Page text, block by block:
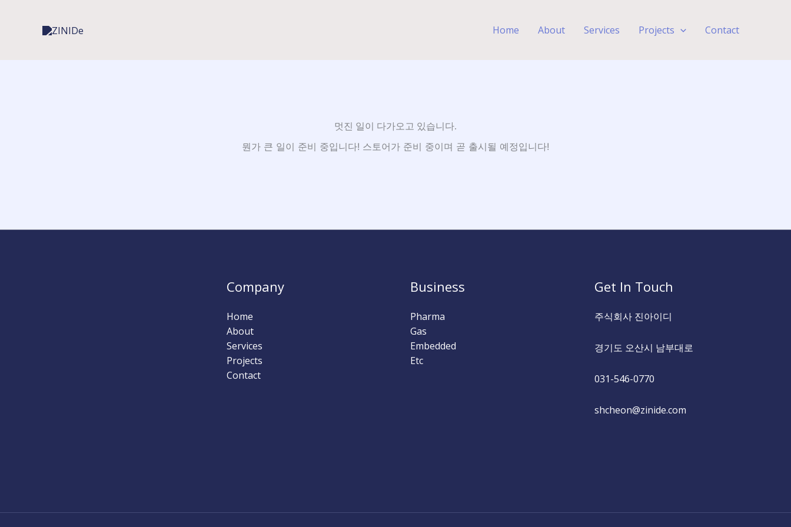
Home About Services Projects Contact
멋진 일이 다가오고 있습니다.
뭔가 큰 일이 준비 중입니다! 스토어가 준비 중이며 곧 출시될 예정입니다!
Company
Home
About
Services
Projects
Contact
Business
Pharma
Gas
Embedded
Etc
Get In Touch
주식회사 진아이디
경기도 오산시 남부대로
031-546-0770
shcheon@zinide.com